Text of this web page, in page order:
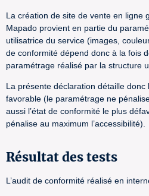
La création de site de vente en ligne
Mapado provient en partie du
utilisatrice du service (images,
de conformité dépend donc à la fois
paramétrage réalisé par la structure
La présente déclaration détaille donc
favorable (le paramétrage ne
aussi l’état de conformité le plus
pénalise au maximum l’accessibilité).
Résultat des tests
L’audit de conformité réalisé en